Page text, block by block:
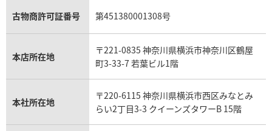
アクアマリン買取
オメガ買取
カルティエ買取
フランク ミュラー買取
リシャール・ミル買取
パネライ買取
チューダー（チュードル）買取
プラダ買取
モーブッサン買取
古物商許可証番号 第451380001308号
本店所在地
〒221-0835 神奈川県横浜市神奈川区鶴屋
町3-33-7 若葉ビル1階
本社所在地
〒220-6115 神奈川県横浜市西区みなとみ
らい2丁目3-3 クイーンズタワーB 15階